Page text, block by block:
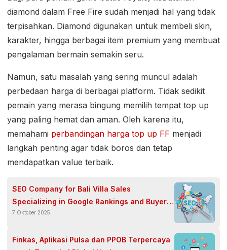
diamond dalam Free Fire sudah menjadi hal yang tidak
terpisahkan. Diamond digunakan untuk membeli skin,
karakter, hingga berbagai item premium yang membuat
pengalaman bermain semakin seru.
Namun, satu masalah yang sering muncul adalah
perbedaan harga di berbagai platform. Tidak sedikit
pemain yang merasa bingung memilih tempat top up
yang paling hemat dan aman. Oleh karena itu,
memahami perbandingan harga top up FF menjadi
langkah penting agar tidak boros dan tetap
mendapatkan value terbaik.
SEO Company for Bali Villa Sales
Specializing in Google Rankings and Buyer
Acquisition
7 Oktober 2025
Finkas, Aplikasi Pulsa dan PPOB Terpercaya